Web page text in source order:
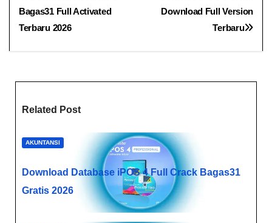
pos
Download Full Version
Terbaru
Bagas31 Full Activated
Terbaru 2026
Related Post
AKUNTANSI
Download Database iPOS 4 Full Crack Bagas31
Gratis 2026